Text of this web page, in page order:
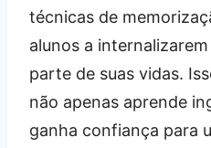
técnicas de
alunos a
parte de suas vidas.
não apenas aprende
ganha confiança para